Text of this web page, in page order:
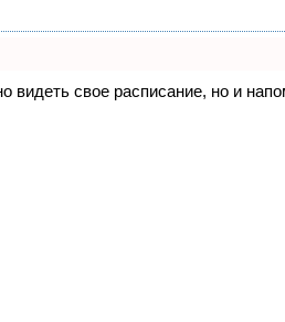
видеть свое расписание, но и